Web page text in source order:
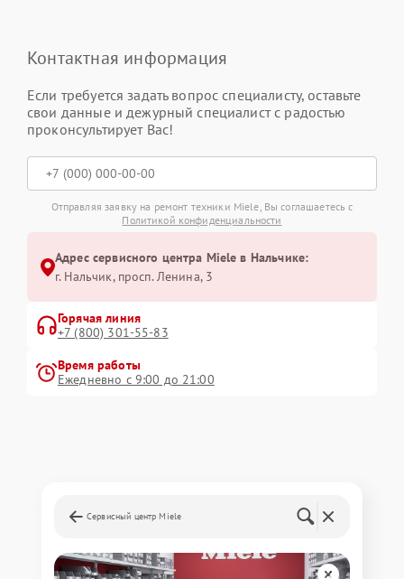
Контактная информация
Если требуется задать вопрос специалисту, оставьте
свои данные и дежурный специалист с радостью
проконсультирует Вас!
Отправляя заявку на ремонт техники Miele, Вы соглашаетесь с
Политикой конфиденциальности
Адрес сервисного центра Miele в Нальчике:
г. Нальчик, просп. Ленина, 3
Горячая линия
+7 (800) 301-55-83
Время работы
Ежедневно с 9:00 до 21:00
Сервисный центр Miele